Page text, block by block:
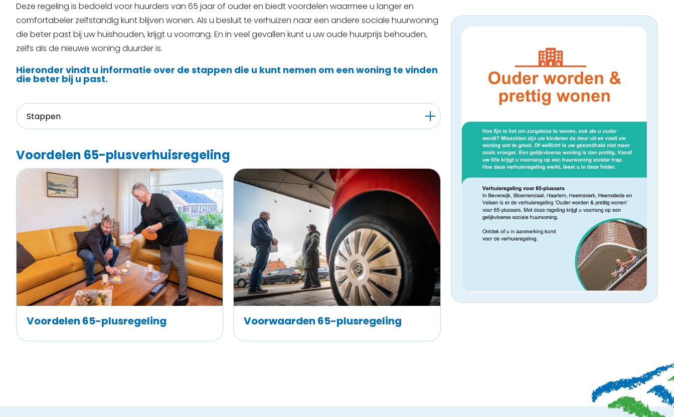
Deze regeling is bedoeld voor huurders van 65 jaar of ouder en biedt voordelen waarmee u langer en
comfortabeler zelfstandig kunt blijven wonen. Als u besluit te verhuizen naar een andere sociale huurwoning
die beter past bij uw huishouden, krijgt u voorrang. En in veel gevallen kunt u uw oude huurprijs behouden,
zelfs als de nieuwe woning duurder is.
Hieronder vindt u informatie over de stappen die u kunt nemen om een woning te vinden
die beter bij u past.
Stappen
Voordelen 65-plusverhuisregeling
Voordelen 65-plusregeling Voorwaarden 65-plusregeling